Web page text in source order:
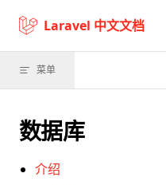
Skip to content
Laravel 中文文档
菜单
数据库
介绍